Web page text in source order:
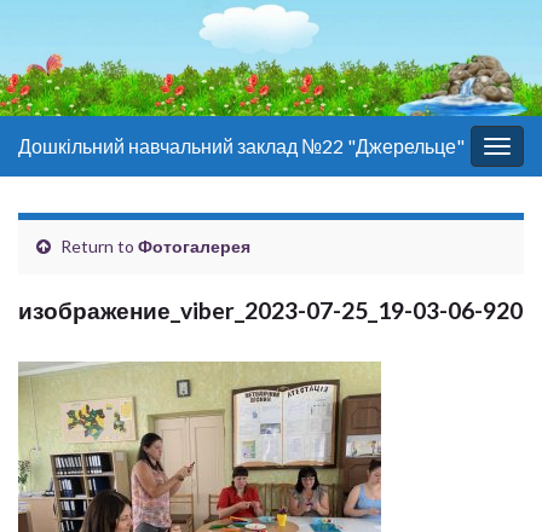
Дошкільний навчальний заклад №22 "Джерельце"
Return to Фотогалерея
изображение_viber_2023-07-25_19-03-06-920